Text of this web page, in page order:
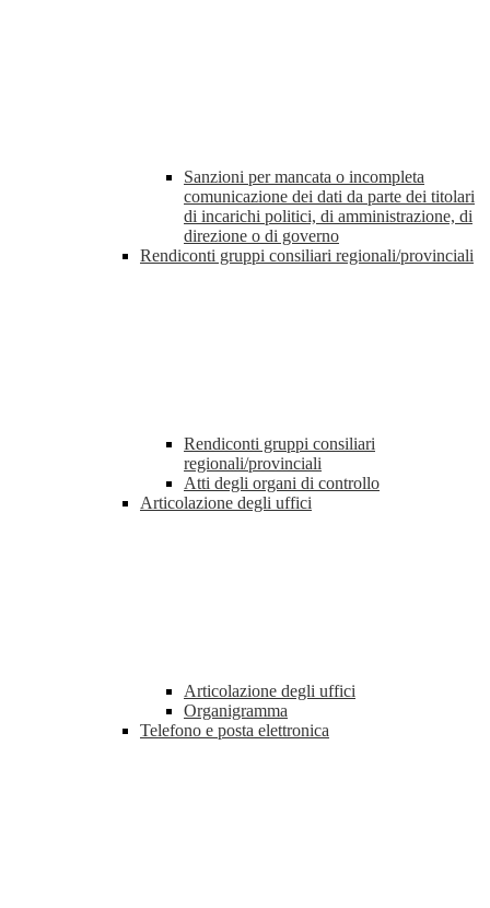
Sanzioni per mancata o incompleta
comunicazione dei dati da parte dei titolari
di incarichi politici, di amministrazione, di
direzione o di governo
Rendiconti gruppi consiliari regionali/provinciali
Rendiconti gruppi consiliari
regionali/provinciali
Atti degli organi di controllo
Articolazione degli uffici
Articolazione degli uffici
Organigramma
Telefono e posta elettronica